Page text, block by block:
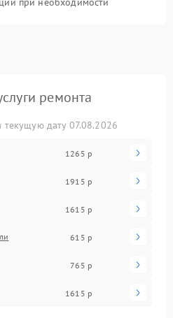
ремонта
дату 07.08.2026
1265 р
1915 р
1615 р
615 р
765 р
1615 р